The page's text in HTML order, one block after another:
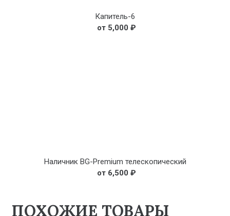
Капитель-6
5,000 ₽
Наличник BG-Premium телескопический
6,500 ₽
ПОХОЖИЕ ТОВАРЫ